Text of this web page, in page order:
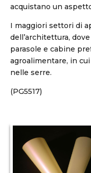
acquistano un
I maggiori settori di
dell’architettura,
parasole e cabine
agroalimentare, in
nelle serre.
(PG5517)